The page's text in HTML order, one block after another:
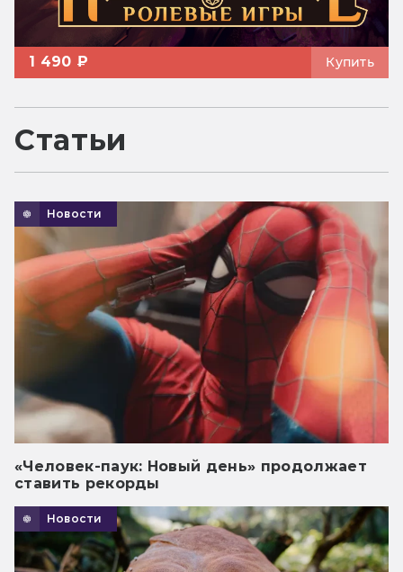
1 490 ₽ Купить
Статьи
Новости
«Человек-паук: Новый день» продолжает
ставить рекорды
Новости